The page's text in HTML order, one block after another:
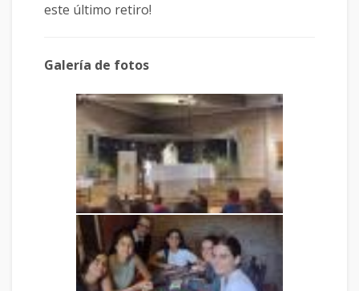
este último retiro!
Galería de fotos